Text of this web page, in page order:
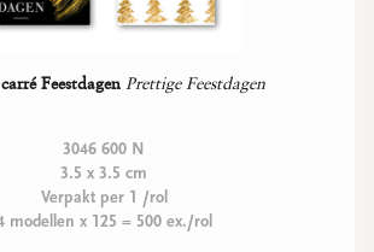
Feestdagen Prettige Feestdagen
3046 600 N
3.5 x 3.5 cm
Verpakt per 1 /rol
modellen x 125 = 500 ex./rol